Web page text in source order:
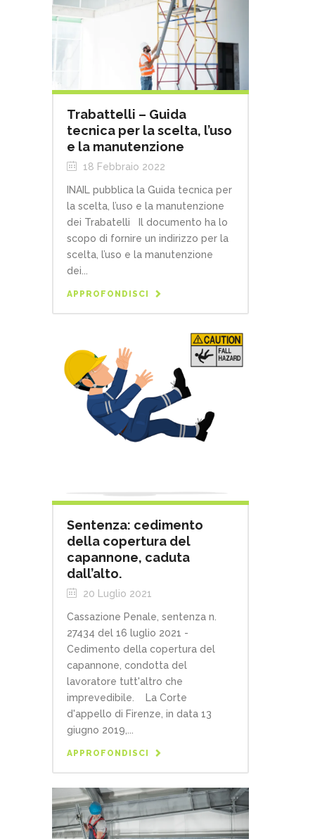
Trabattelli – Guida
tecnica per la scelta, l’uso
e la manutenzione
18 Febbraio 2022
INAIL pubblica la Guida tecnica per
la scelta, l’uso e la manutenzione
dei Trabatelli Il documento ha lo
scopo di fornire un indirizzo per la
scelta, l’uso e la manutenzione
dei...
APPROFONDISCI
Sentenza: cedimento
della copertura del
capannone, caduta
dall’alto.
20 Luglio 2021
Cassazione Penale, sentenza n.
27434 del 16 luglio 2021 -
Cedimento della copertura del
capannone, condotta del
lavoratore tutt'altro che
imprevedibile. La Corte
d'appello di Firenze, in data 13
giugno 2019,...
APPROFONDISCI